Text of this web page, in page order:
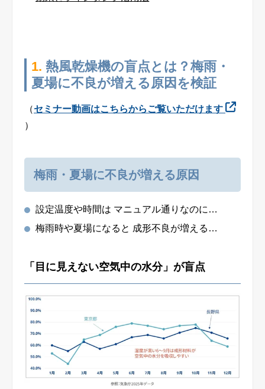
1. 熱風乾燥機の盲点とは？梅雨・
夏場に不良が増える原因を検証
（セミナー動画はこちらからご覧いただけます
）
梅雨・夏場に不良が増える原因
設定温度や時間は マニュアル通りなのに…
梅雨時や夏場になると 成形不良が増える …
「目に見えない空気中の水分」が盲点